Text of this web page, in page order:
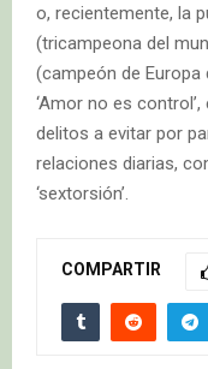
o, recientemente, la
(tricampeona del
(campeón de Europa
‘Amor no es
delitos a evitar por
relaciones diarias,
‘sextorsión’.
COMPARTIR